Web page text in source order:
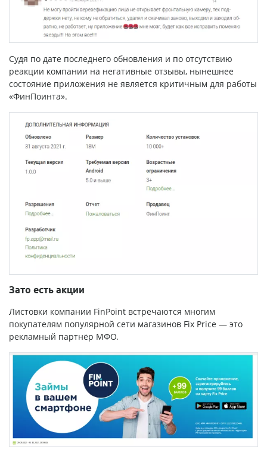
Судя по дате последнего обновления и по отсутствию
реакции компании на негативные отзывы, нынешнее
состояние приложения не является критичным для работы
«ФинПоинта».
Зато есть акции
Листовки компании FinPoint встречаются многим
покупателям популярной сети магазинов Fix Price — это
рекламный партнёр МФО.